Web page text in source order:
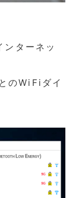
ターネッ
WiFiダイ